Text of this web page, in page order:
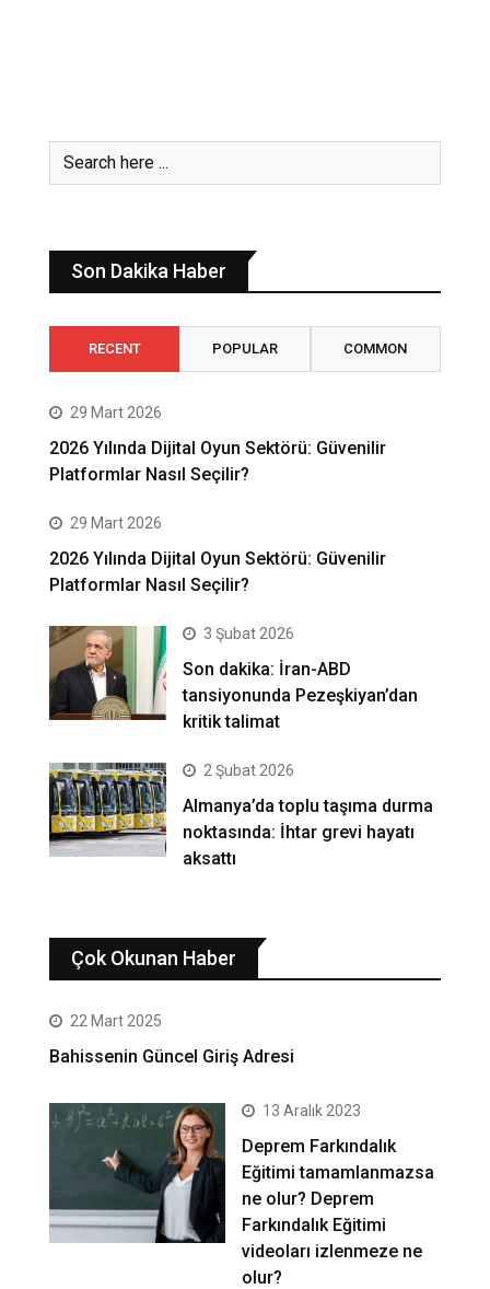
Son Dakika Haber
RECENT POPULAR COMMON
29 Mart 2026
2026 Yılında Dijital Oyun Sektörü: Güvenilir
Platformlar Nasıl Seçilir?
29 Mart 2026
2026 Yılında Dijital Oyun Sektörü: Güvenilir
Platformlar Nasıl Seçilir?
3 Şubat 2026
Son dakika: İran-ABD
tansiyonunda Pezeşkiyan’dan
kritik talimat
2 Şubat 2026
Almanya’da toplu taşıma durma
noktasında: İhtar grevi hayatı
aksattı
Çok Okunan Haber
22 Mart 2025
Bahissenin Güncel Giriş Adresi
13 Aralık 2023
Deprem Farkındalık
Eğitimi tamamlanmazsa
ne olur? Deprem
Farkındalık Eğitimi
videoları izlenmeze ne
olur?